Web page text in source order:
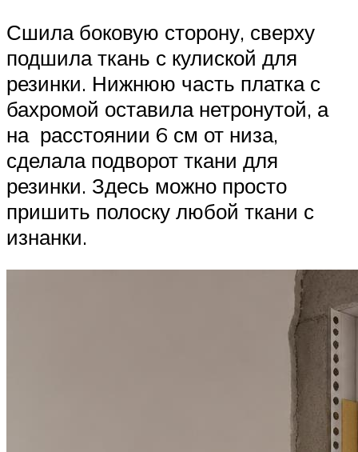
Сшила боковую сторону, сверху
подшила ткань с кулиской для
резинки. Нижнюю часть платка с
бахромой оставила нетронутой, а
на расстоянии 6 см от низа,
сделала подворот ткани для
резинки. Здесь можно просто
пришить полоску любой ткани с
изнанки.